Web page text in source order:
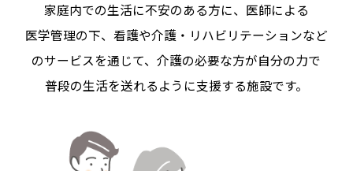
家庭内での生活に不安のある方に、医師による
医学管理の下、看護や介護・リハビリテーションなど
のサービスを通じて、介護の必要な方が自分の力で
普段の生活を送れるように支援する施設です。